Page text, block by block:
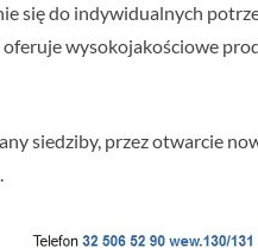
się do indywidualnych
wysokojakościowe
siedziby, przez otwarcie